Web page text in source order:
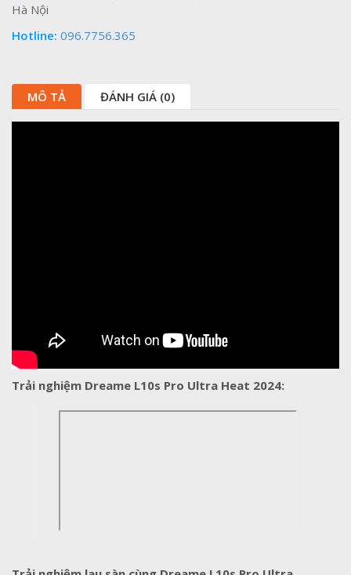
Hà Nội
Hotline: 096.7756.365
MÔ TẢ ĐÁNH GIÁ (0)
Trải nghiệm Dreame L10s Pro Ultra Heat 2024: